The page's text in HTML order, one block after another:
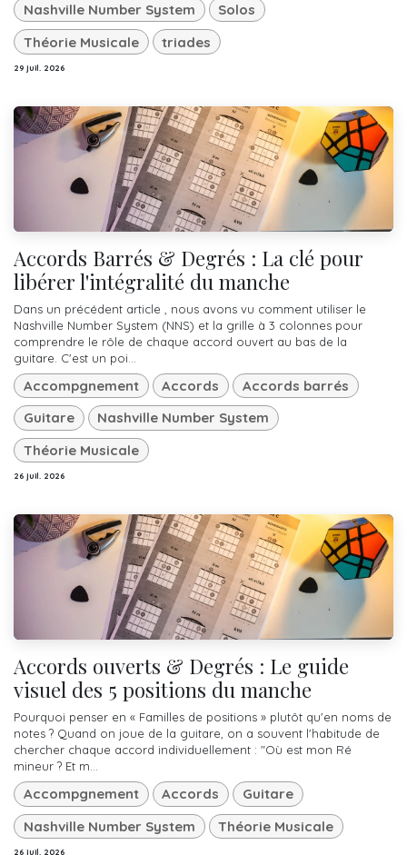
Nashville Number System
Solos
Théorie Musicale
triades
29 juil. 2026
Accords Barrés & Degrés : La clé pour
libérer l'intégralité du manche
Dans un précédent article , nous avons vu comment utiliser le
Nashville Number System (NNS) et la grille à 3 colonnes pour
comprendre le rôle de chaque accord ouvert au bas de la
guitare. C'est un poi...
Accompgnement Accords
Accords barrés
Guitare
Nashville Number System
Théorie Musicale
26 juil. 2026
Accords ouverts & Degrés : Le guide
visuel des 5 positions du manche
Pourquoi penser en « Familles de positions » plutôt qu'en noms de
notes ? Quand on joue de la guitare, on a souvent l'habitude de
chercher chaque accord individuellement : "Où est mon Ré
mineur ? Et m...
Accompgnement Accords
Guitare
Nashville Number System
Théorie Musicale
26 juil. 2026